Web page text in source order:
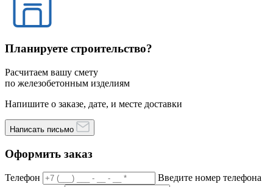
Планируете строительство?
Расчитаем вашу смету
по железобетонным изделиям
Напишите о заказе, дате, и месте доставки
Написать письмо
Оформить заказ
Телефон Введите номер телефона